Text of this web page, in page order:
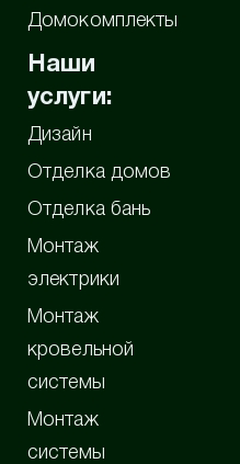
Домокомплекты
Наши
услуги:
Дизайн
Отделка домов
Отделка бань
Монтаж
электрики
Монтаж
кровельной
системы
Монтаж
системы